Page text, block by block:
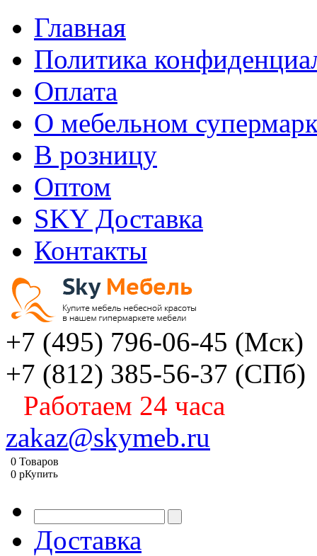
Главная
Политика
Оплата
О мебельном
В розницу
Оптом
SKY Доставка
Контакты
+7 (495) 796-06-45 (Мск)
+7 (812) 385-56-37 (СПб)
Работаем 24 часа
zakaz@skymeb.ru
0 Товаров
0 pКупить
Доставка